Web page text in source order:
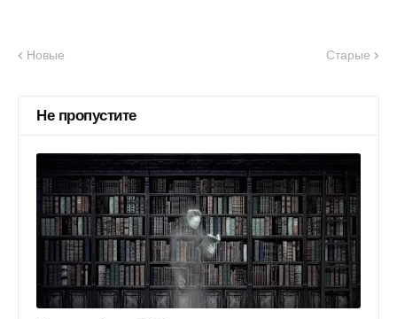
Новые Старые
Не пропустите